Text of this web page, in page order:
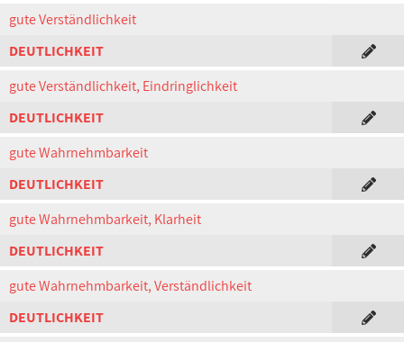
gute Verständlichkeit
DEUTLICHKEIT
gute Verständlichkeit, Eindringlichkeit
DEUTLICHKEIT
gute Wahrnehmbarkeit
DEUTLICHKEIT
gute Wahrnehmbarkeit, Klarheit
DEUTLICHKEIT
gute Wahrnehmbarkeit, Verständlichkeit
DEUTLICHKEIT